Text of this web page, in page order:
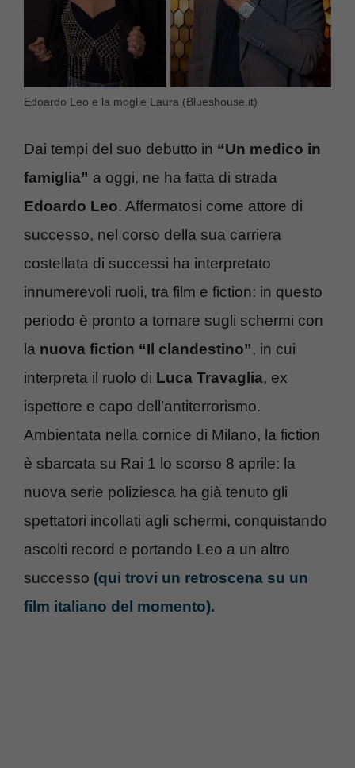
Edoardo Leo e la moglie Laura (Blueshouse.it)
Dai tempi del suo debutto in “Un medico in
famiglia” a oggi, ne ha fatta di strada
Edoardo Leo. Affermatosi come attore di
successo, nel corso della sua carriera
costellata di successi ha interpretato
innumerevoli ruoli, tra film e fiction: in questo
periodo è pronto a tornare sugli schermi con
la nuova fiction “Il clandestino”, in cui
interpreta il ruolo di Luca Travaglia, ex
ispettore e capo dell’antiterrorismo.
Ambientata nella cornice di Milano, la fiction
è sbarcata su Rai 1 lo scorso 8 aprile: la
nuova serie poliziesca ha già tenuto gli
spettatori incollati agli schermi, conquistando
ascolti record e portando Leo a un altro
successo (qui trovi un retroscena su un
film italiano del momento).